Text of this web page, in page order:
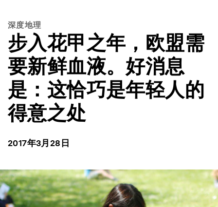
深度地理
步入花甲之年，欧盟需
要新鲜血液。好消息
是：这恰巧是年轻人的
得意之处
2017年3月28日